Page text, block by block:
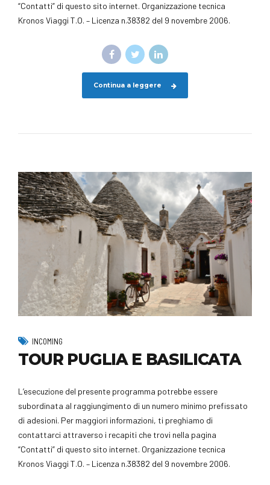
“Contatti” di questo sito internet. Organizzazione tecnica
Kronos Viaggi T.O. – Licenza n.38382 del 9 novembre 2006.
Continua a leggere
INCOMING
TOUR PUGLIA E BASILICATA
L’esecuzione del presente programma potrebbe essere
subordinata al raggiungimento di un numero minimo prefissato
di adesioni. Per maggiori informazioni, ti preghiamo di
contattarci attraverso i recapiti che trovi nella pagina
“Contatti” di questo sito internet. Organizzazione tecnica
Kronos Viaggi T.O. – Licenza n.38382 del 9 novembre 2006.